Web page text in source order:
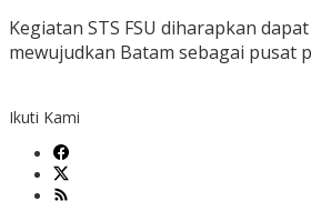
Kegiatan STS FSU diharapkan
mewujudkan Batam sebagai pusat
Ikuti Kami